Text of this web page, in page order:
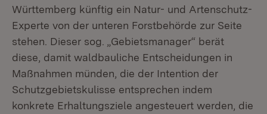
Württemberg künftig ein Natur- und Artenschutz-
Experte von der unteren Forstbehörde zur Seite
stehen. Dieser sog. „Gebietsmanager“ berät
diese, damit waldbauliche Entscheidungen in
Maßnahmen münden, die der Intention der
Schutzgebietskulisse entsprechen indem
konkrete Erhaltungsziele angesteuert werden, die